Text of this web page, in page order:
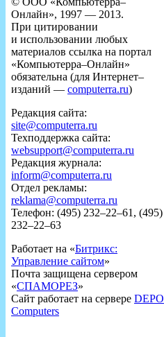
Онлайн», 1997 — 2013.
При цитировании
и использовании любых
материалов ссылка на портал
«Компьютерра–Онлайн»
обязательна (для Интернет–
изданий — computerra.ru)
Редакция сайта:
site@computerra.ru
Техподдержка сайта:
websupport@computerra.ru
Редакция журнала:
inform@computerra.ru
Отдел рекламы:
reklama@computerra.ru
Телефон: (495) 232–22–61, (495)
232–22–63
Работает на «Битрикс:
Управление сайтом»
Почта защищена сервером
«СПАМОРЕЗ»
Сайт работает на сервере DEPO
Computers